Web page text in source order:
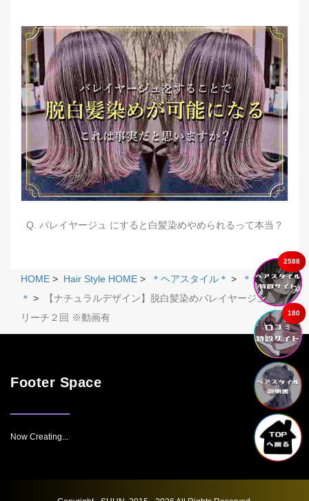
Q. バレイヤージュ にすると白髪染めやめられるって本当？
HOME > Hair Style HOME > ＊ヘアスタイル＊ >
＊カラー
＊ >
【ナチュラルデザイン】脱白髪染めバレイヤージュ×ブ
リーチ２回 ※動画有
Footer Space
Now Creating...
180
2588